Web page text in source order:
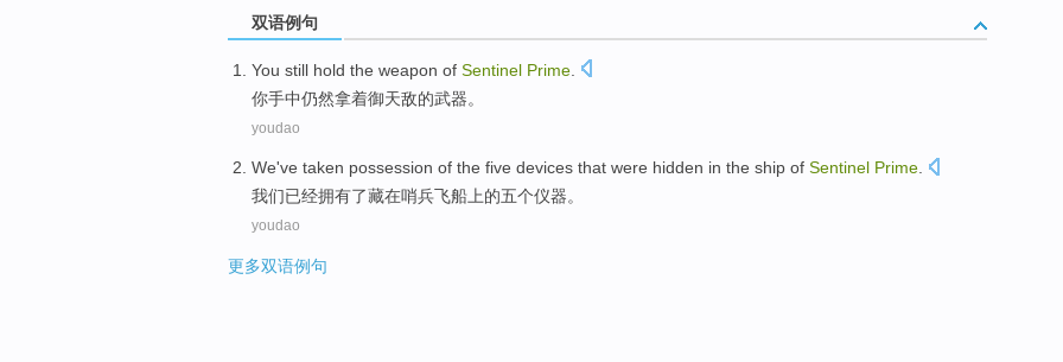
双语例句
You still hold the weapon of Sentinel Prime
你手中仍然拿着御天敌的武器。
youdao
We've taken possession of the five devices that were hidden in the ship of Sentinel Prime.
我们已经拥有了藏在哨兵飞船上的五个仪器。
youdao
更多双语例句